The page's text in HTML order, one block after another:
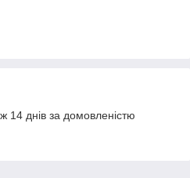
14 днів за домовленістю